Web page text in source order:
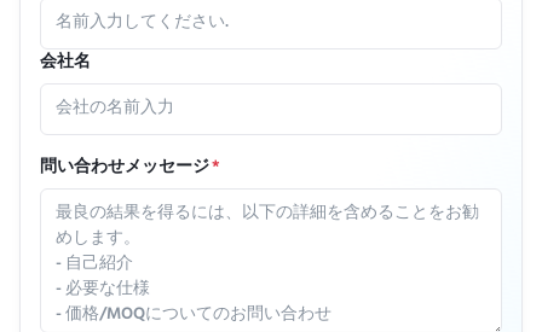
会社名
問い合わせメッセージ*